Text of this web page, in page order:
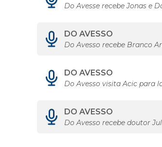
Do Avesse recebe Jonas e
DO AVESSO
Do Avesso recebe Branco
DO AVESSO
Do Avesso visita Acic para
DO AVESSO
Do Avesso recebe doutor